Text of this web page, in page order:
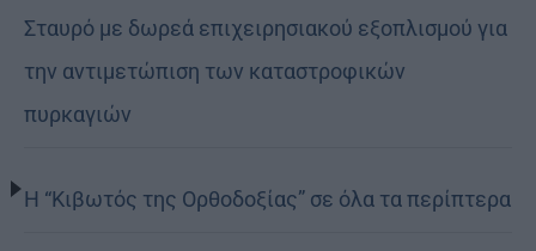
Σταυρό με δωρεά επιχειρησιακού εξοπλισμού για
την αντιμετώπιση των καταστροφικών
πυρκαγιών
Η “Κιβωτός της Ορθοδοξίας” σε όλα τα περίπτερα